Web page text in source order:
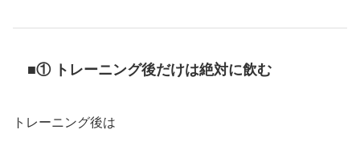
■① トレーニング後だけは絶対に飲む
トレーニング後は